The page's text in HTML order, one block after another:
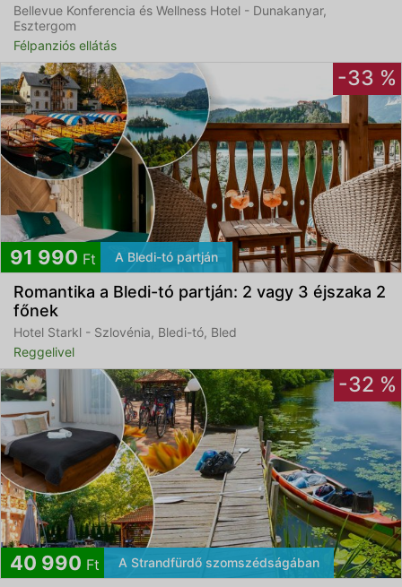
Bellevue Konferencia és Wellness Hotel - Dunakanyar,
Esztergom
Félpanziós ellátás
-33 %
91 990 Ft A Bledi-tó partján
Romantika a Bledi-tó partján: 2 vagy 3 éjszaka 2
főnek
Hotel Starkl - Szlovénia, Bledi-tó, Bled
Reggelivel
-32 %
40 990 Ft A Strandfürdő szomszédságában